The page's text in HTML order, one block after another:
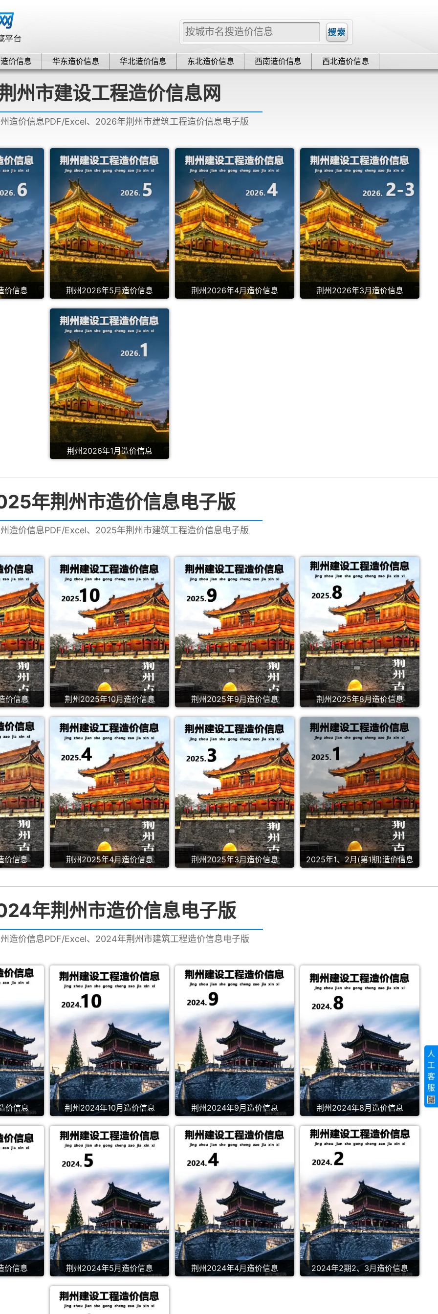
价信息 华东造价信息 华北造价信息 东北造价信息 西南造价信息 西北造价信息
州市建设工程造价信息网
造价信息PDF/Excel、2026年荆州市建筑工程造价信息电子版
价信息 荆州2026年5月造价信息 荆州2026年4月造价信息 荆州2026年3月造价信息
荆州2026年1月造价信息
年荆州市造价信息电子版
造价信息PDF/Excel、2025年荆州市建筑工程造价信息电子版
价信息 荆州2025年10月造价信息 荆州2025年9月造价信息 荆州2025年8月造价信息
价信息 荆州2025年4月造价信息 荆州2025年3月造价信息 2025年1、2月(第1期)造价信息
年荆州市造价信息电子版
造价信息PDF/Excel、2024年荆州市建筑工程造价信息电子版
价信息 荆州2024年10月造价信息 荆州2024年9月造价信息 荆州2024年8月造价信息
价信息 荆州2024年5月造价信息 荆州2024年4月造价信息 2024年2期2、3月造价信息
人
工
客
服